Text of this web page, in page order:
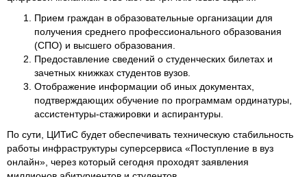
Прием граждан в образовательные организации для
получения среднего профессионального образования
(СПО) и высшего образования.
Предоставление сведений о студенческих билетах и
зачетных книжках студентов вузов.
Отображение информации об иных документах,
подтверждающих обучение по программам ординатуры,
ассистентуры-стажировки и аспирантуры.
По сути, ЦИТиС будет обеспечивать техническую стабильность
работы инфраструктуры суперсервиса «Поступление в вуз
онлайн», через который сегодня проходят заявления